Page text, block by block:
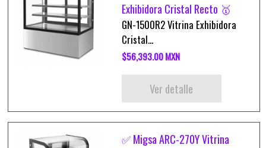
Exhibidora Cristal Recto 🥇
GN-1500R2 Vitrina Exhibidora
Cristal...
$56,393.00 MXN
Ver detalle
✅ Migsa ARC-270Y Vitrina